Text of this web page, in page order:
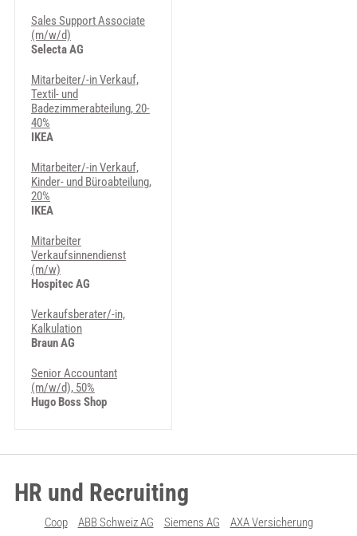
Sales Support Associate
(m/w/d)
Selecta AG
Mitarbeiter/-in Verkauf,
Textil- und
Badezimmerabteilung, 20-
40%
IKEA
Mitarbeiter/-in Verkauf,
Kinder- und Büroabteilung,
20%
IKEA
Mitarbeiter
Verkaufsinnendienst
(m/w)
Hospitec AG
Verkaufsberater/-in,
Kalkulation
Braun AG
Senior Accountant
(m/w/d), 50%
Hugo Boss Shop
HR und Recruiting
Coop ABB Schweiz AG Siemens AG AXA Versicherung